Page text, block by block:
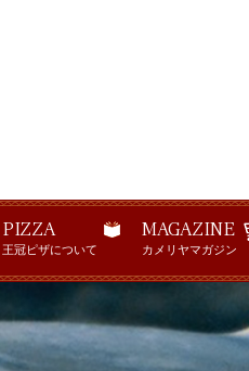
PIZZA
王冠ピザについて
MAGAZINE
カメリヤマガジン